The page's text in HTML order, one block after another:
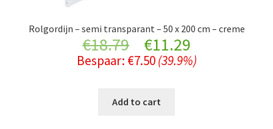
Rolgordijn – semi transparant – 50 x 200 cm – creme
€18.79
Original
price
was:
€11.29Current
price
Bespaar: €7.50 (39.9%)
Add to cart